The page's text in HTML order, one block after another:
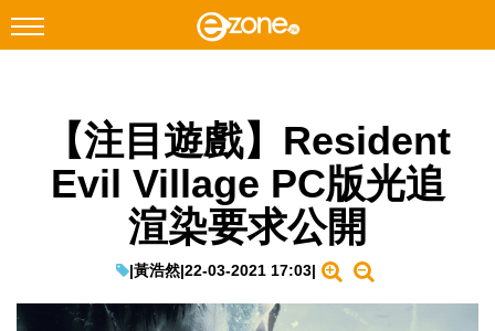
Facebook Instagram
科技焦點
教學評測
【注目遊戲】Resident
Evil Village PC版光追
渲染要求公開
|黃浩然|22-03-2021 17:03|